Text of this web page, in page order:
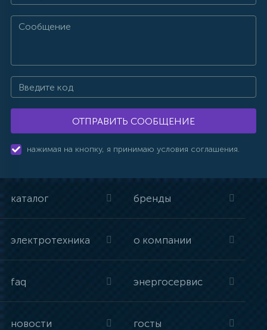
ОТПРАВИТЬ СООБЩЕНИЕ
нажимая на кнопку, я принимаю условия соглашения.
каталог бренды
электротехника о компании
faq энергосервис
новости госты